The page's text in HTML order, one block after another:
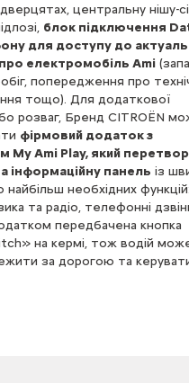
центральну нішу-
блок підключення
для доступу до
електромобіль Ami
попередження про
тощо). Для додаткової
розваг, Бренд CITROЁN
фірмовий додаток з
My Ami Play, який
інформаційну панель із
необхідних функцій:
та радіо, телефонні
передбачена кнопка
на кермі, тож водій
за дорогою та